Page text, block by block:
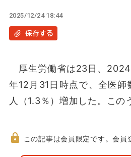
2025/12/24 18:44
保存する
厚生労働省は23日、2024
年12月31日時点で、全医
人（1.3％）増加した。この
この記事は会員限定です。会員